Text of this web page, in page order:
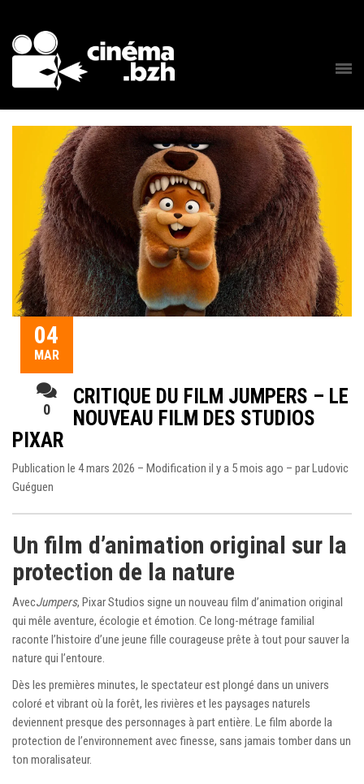
04
MAR
0
CRITIQUE DU FILM JUMPERS – LE
NOUVEAU FILM DES STUDIOS
PIXAR
Publication le 4 mars 2026 – Modification il y a 5 mois ago – parLudovic
Guéguen
Un film d’animation original sur la
protection de la nature
AvecJumpers, Pixar Studios signe un nouveau film d’animation original
qui mêle aventure, écologie et émotion. Ce long-métrage familial
raconte l’histoire d’une jeune fille courageuse prête à tout pour sauver la
nature qui l’entoure.
Dès les premières minutes, le spectateur est plongé dans un univers
coloré et vibrant où la forêt, les rivières et les paysages naturels
deviennent presque des personnages à part entière. Le film aborde la
protection de l’environnement avec finesse, sans jamais tomber dans un
ton moralisateur.